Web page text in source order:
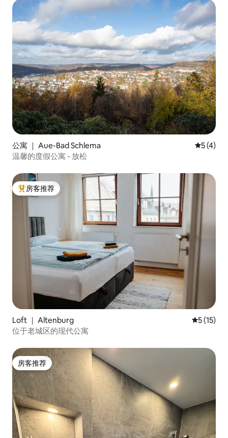
公寓 ｜ Aue-Bad Schlema 平均评分
5 (4)
温馨的度假公寓 - 放松
热门「房客推荐」
房客推荐
Loft ｜ Altenburg 平均评分
5 (15)
位于老城区的现代公寓
房客推荐
房客推荐